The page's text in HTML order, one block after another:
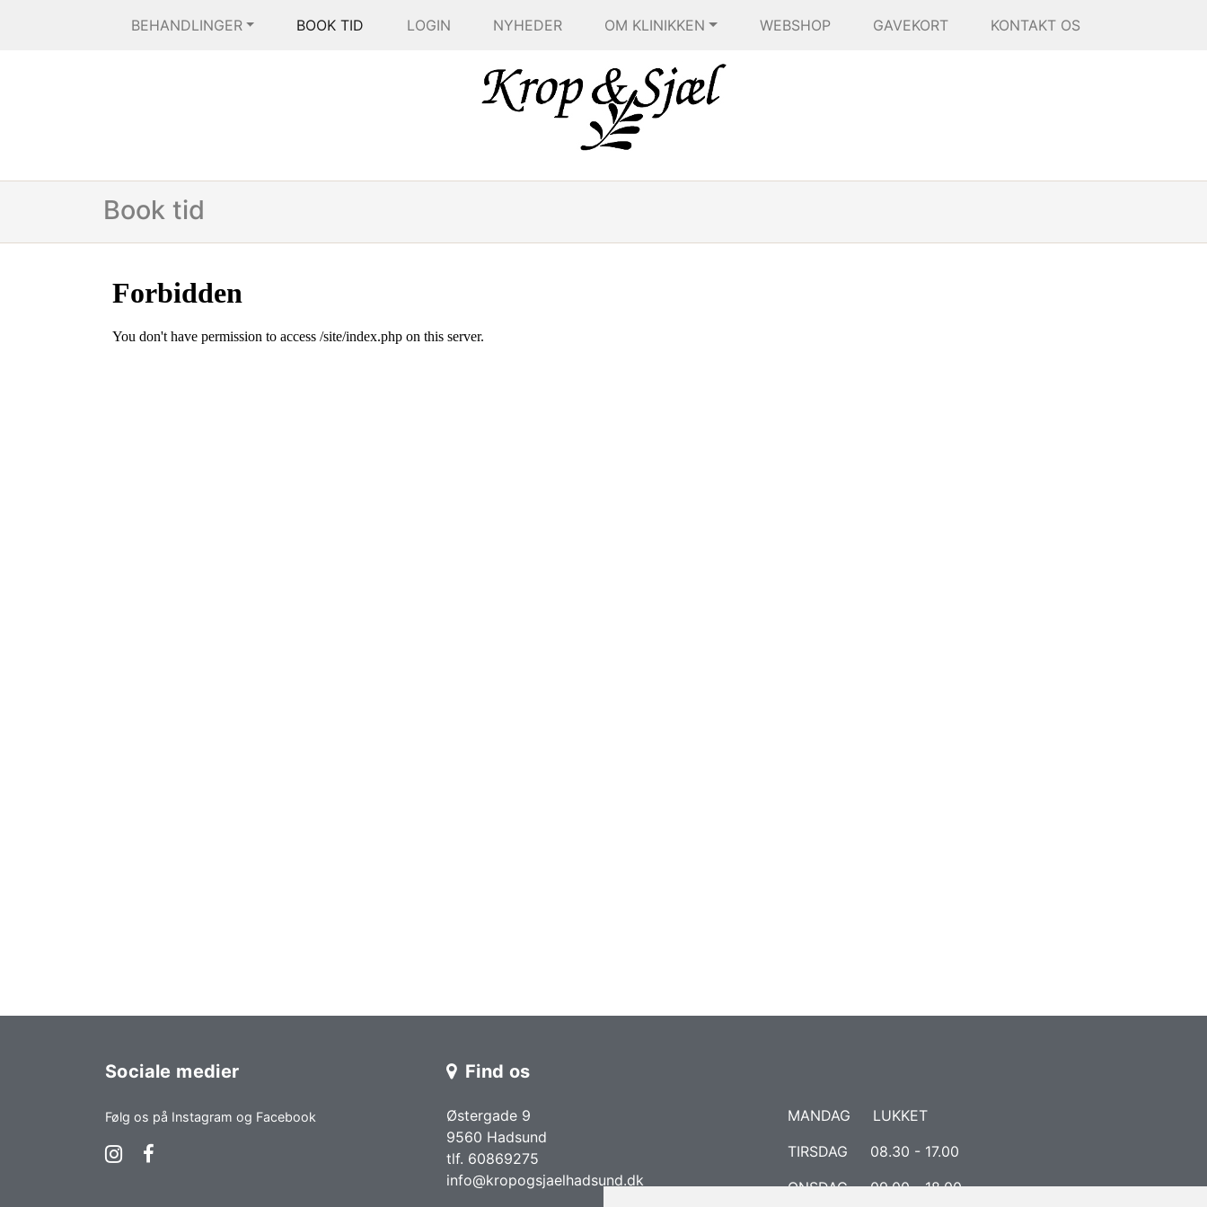
BEHANDLINGER BOOK TID LOGIN NYHEDER OM KLINIKKEN WEBSHOP GAVEKORT KONTAKT OS
Book tid
Sociale medier
Følg os på Instagram og Facebook
Find os
Østergade 9
9560 Hadsund
tlf. 60869275
info@kropogsjaelhadsund.dk
MANDAG LUKKET
TIRSDAG 08.30 - 17.00
ONSDAG 09.00 - 18.00